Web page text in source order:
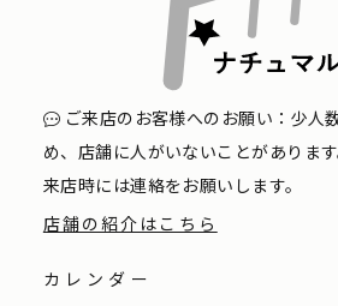
ご来店のお客様へのお願い：少人
め、店舗に人がいないことがありま
来店時には連絡をお願いします。
店舗の紹介はこちら
カレンダー